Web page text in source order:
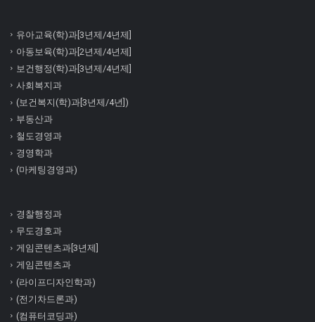
유아교육(학)과[3년제/4년제]
아동보육(학)과[2년제/4년제]
보건행정(학)과[3년제/4년제]
사회복지과
(보건복지(학)과[3년제/4년])
부동산과
철도경영과
경영학과
(마케팅경영과)
경찰행정과
무도경호과
게임콘텐츠과[3년제]
게임콘텐츠과
(라이프디자인학과)
(전기차드론과)
(컴퓨터코딩과)